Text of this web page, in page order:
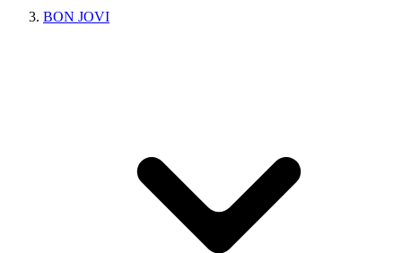
BON JOVI